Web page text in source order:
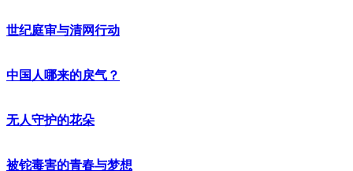
世纪庭审与清网行动
中国人哪来的戾气？
无人守护的花朵
被铊毒害的青春与梦想